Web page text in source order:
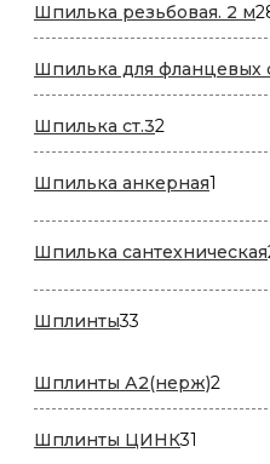
Шпилька резьбовая. 2 м
Шпилька для фланцевых
Шпилька ст.32
товара
Шпилька анкерная1
Шпилька сантехническая
Шплинты33
Шплинты А2(нерж)2
Шплинты ЦИНК31